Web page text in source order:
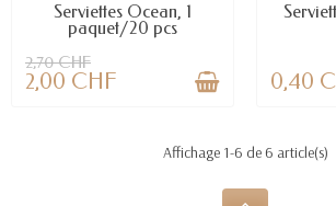
Serviettes Ocean, 1
paquet/20 pcs
2,70 CHF
2,00 CHF 0,40
Affichage 1-6 de 6 article(s)